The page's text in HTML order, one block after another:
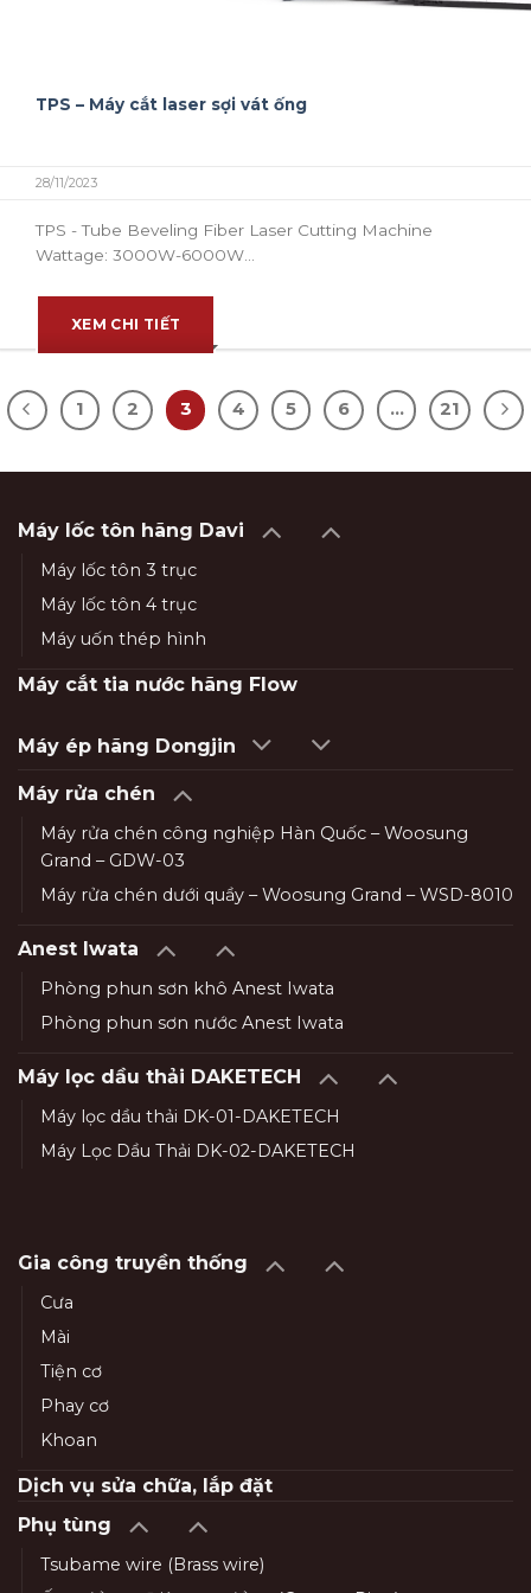
TPS – Máy cắt laser sợi vát ống
28/11/2023
TPS - Tube Beveling Fiber Laser Cutting Machine
Wattage: 3000W-6000W...
XEM CHI TIẾT
1 2 3 4 5 6 … 21
Máy lốc tôn hãng Davi
Máy lốc tôn 3 trục
Máy lốc tôn 4 trục
Máy uốn thép hình
Máy cắt tia nước hãng Flow
Máy ép hãng Dongjin
Máy rửa chén
Máy rửa chén công nghiệp Hàn Quốc – Woosung
Grand – GDW-03
Máy rửa chén dưới quầy – Woosung Grand – WSD-8010
Anest Iwata
Phòng phun sơn khô Anest Iwata
Phòng phun sơn nước Anest Iwata
Máy lọc dầu thải DAKETECH
Máy lọc dầu thải DK-01-DAKETECH
Máy Lọc Dầu Thải DK-02-DAKETECH
Gia công truyền thống
Cưa
Mài
Tiện cơ
Phay cơ
Khoan
Dịch vụ sửa chữa, lắp đặt
Phụ tùng
Tsubame wire (Brass wire)